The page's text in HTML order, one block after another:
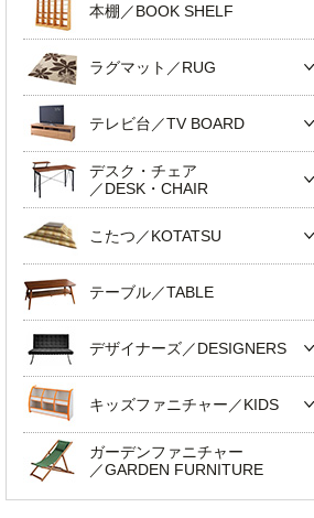
本棚／BOOK SHELF
ラグマット／RUG
テレビ台／TV BOARD
デスク・チェア
／DESK・CHAIR
こたつ／KOTATSU
テーブル／TABLE
デザイナーズ／DESIGNERS
キッズファニチャー／KIDS
ガーデンファニチャー
／GARDEN FURNITURE